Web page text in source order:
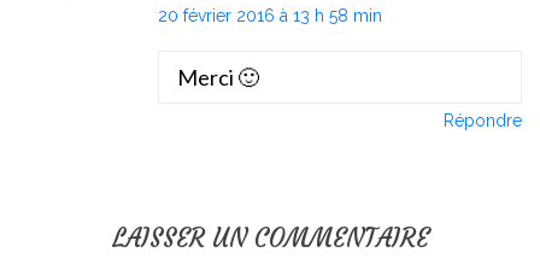
20 février 2016 à 13 h 58 min
Merci 🙂
Répondre
LAISSER UN COMMENTAIRE